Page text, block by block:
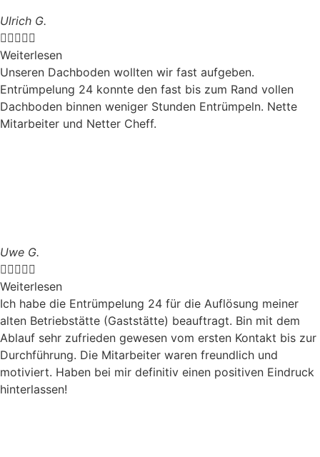
Ulrich G.

Weiterlesen
Unseren Dachboden wollten wir fast aufgeben.
Entrümpelung 24 konnte den fast bis zum Rand vollen
Dachboden binnen weniger Stunden Entrümpeln. Nette
Mitarbeiter und Netter Cheff.
Uwe G.

Weiterlesen
Ich habe die Entrümpelung 24 für die Auflösung meiner
alten Betriebstätte (Gaststätte) beauftragt. Bin mit dem
Ablauf sehr zufrieden gewesen vom ersten Kontakt bis zur
Durchführung. Die Mitarbeiter waren freundlich und
motiviert. Haben bei mir definitiv einen positiven Eindruck
hinterlassen!